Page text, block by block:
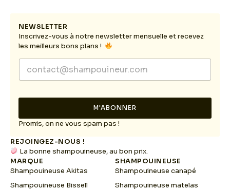
NEWSLETTER
Inscrivez-vous à notre newsletter mensuelle et recevez
les meilleurs bons plans !
a
l
E
m
a
i
E
a
l
M'ABONNER
Promis, on ne vous spam pas !
REJOINGEZ-NOUS !
La bonne shampouineuse, au bon prix.
MARQUE
Shampouineuse Akitas
Shampouineuse Bissell
SHAMPOUINEUSE
Shampouineuse canapé
Shampouineuse matelas